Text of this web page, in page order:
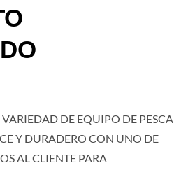
DE EQUIPO DE PESCA
Y DURADERO CON UNO DE
AL CLIENTE PARA